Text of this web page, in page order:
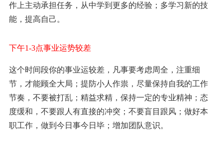
作上主动承担任务，从中学到更多的经验；多学习新的技
能，提高自己。
下午1-3点事业运势较差
这个时间段你的事业运较差，凡事要考虑周全，注重细
节，才能顾全大局；提防小人作祟，尽量保持自我的工作
节奏，不要被打乱；精益求精，保持一定的专业精神；态
度缓和，不要跟人有直接的冲突；不要盲目跟风；做好本
职工作，做到今日事今日毕；增加团队意识。